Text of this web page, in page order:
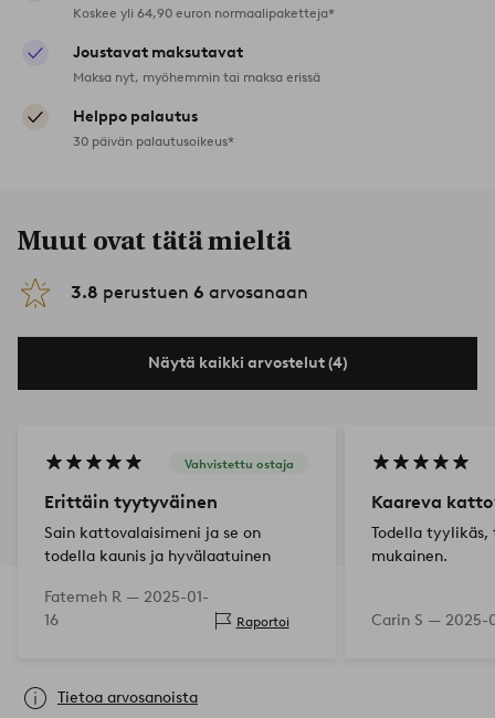
Koskee yli 64,90 euron normaalipaketteja*
Joustavat maksutavat
Maksa nyt, myöhemmin tai maksa erissä
Helppo palautus
30 päivän palautusoikeus*
Muut ovat tätä mieltä
3.8 perustuen 6 arvosanaan
Näytä kaikki arvostelut (4)
Vahvistettu ostaja
Erittäin tyytyväinen
Sain kattovalaisimeni ja se on
todella kaunis ja hyvälaatuinen
Fatemeh R — 2025-01-
16
Raportoi
Kaareva
Todella tyylikäs,
mukainen.
Carin S — 2025-
Tietoa arvosanoista